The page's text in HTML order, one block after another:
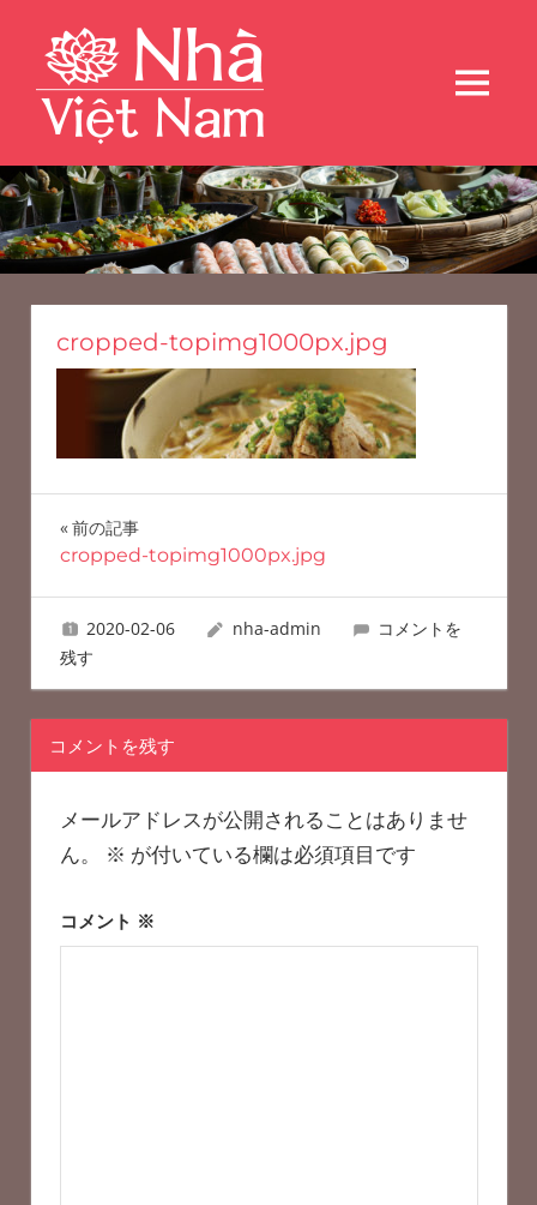
へ
ス
キ
～
ニ
ャ
ー
ヴ
ェ
ト
ナ
ム
場
の
シ
ェ
が
ナ
レ
MENU
cropped-topimg1000px.jpg
投
ナ
ビ
ゲ
ー
シ
ョ
ン
前の記事
cropped-topimg1000px.jpg
2020-02-06 nha-admin
コメントを
残す
コメントを残す
メールアドレスが公開されることはありませ
ん。
※ が付いている欄は必須項目です
コメント ※